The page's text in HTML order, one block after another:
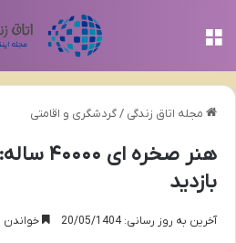
مجله اتاق زندگی /گردشگری و اقامتی
هنر صخره
بازدید
آخرین به روز رسانی: 20/05/1404 خواندن این